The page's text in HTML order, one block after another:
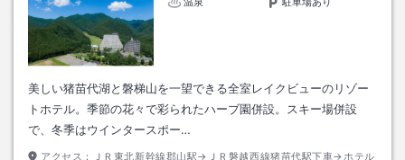
美しい猪苗代湖と磐梯山を一望できる全室レイクビューのリゾー
トホテル。季節の花々で彩られたハーブ園併設。スキー場併設
で、冬季はウインタースポー…
アクセス：
ＪＲ東北新幹線郡山駅→ＪＲ磐越西線猪苗代駅下車→ホテル